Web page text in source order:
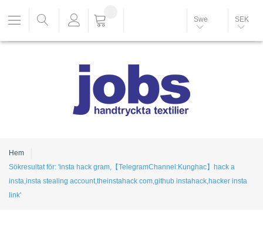
Swe SEK
Hem
Sökresultat för: 'insta hack gram,【TelegramChannel:Kunghac】hack a
insta,insta stealing account,theinstahack com,github instahack,hacker insta
link'